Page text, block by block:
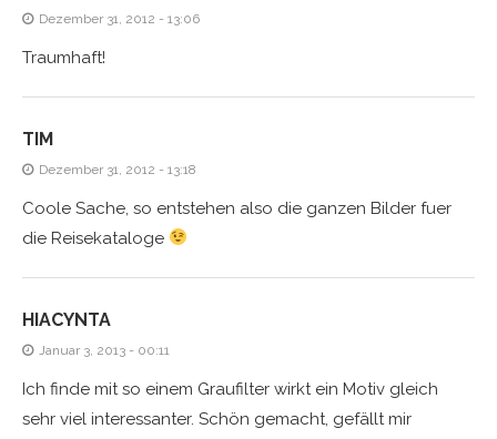
Dezember 31, 2012 - 13:06
Traumhaft!
TIM
Dezember 31, 2012 - 13:18
Coole Sache, so entstehen also die ganzen Bilder fuer
die Reisekataloge
HIACYNTA
Januar 3, 2013 - 00:11
Ich finde mit so einem Graufilter wirkt ein Motiv gleich
sehr viel interessanter. Schön gemacht, gefällt mir